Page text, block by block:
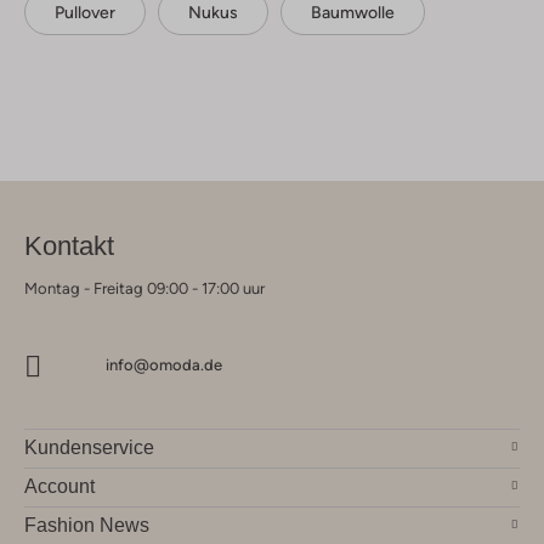
Pullover Nukus Baumwolle
Kontakt
Montag - Freitag 09:00 - 17:00 uur
info@omoda.de
Kundenservice
Account
Fashion News